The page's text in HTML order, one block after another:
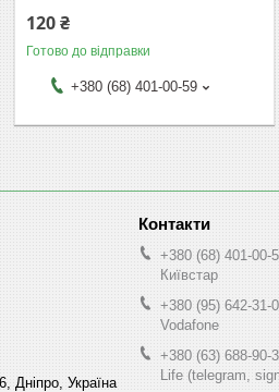
120 ₴
Готово до відправки
+380 (68) 401-00-59
Дніпро, Україна
+380 (68) 401-00-
Київстар
+380 (95) 642-31-
Vodafone
+380 (63) 688-90-
Life (telegram,